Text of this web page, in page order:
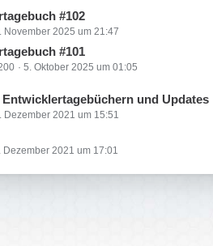
#102
November 2025 um 21:47
#101
5. Oktober 2025 um 01:05
und Updates
Dezember 2021 um 15:51
Dezember 2021 um 17:01